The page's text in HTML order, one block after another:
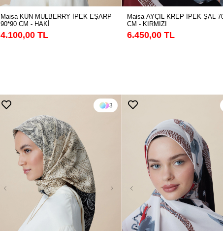
Maisa KÜN MULBERRY İPEK EŞARP
90*90 CM - HAKİ
4.100,00 TL
Maisa AYÇIL KREP İPEK ŞAL
CM - KIRMIZI
6.450,00 TL
3